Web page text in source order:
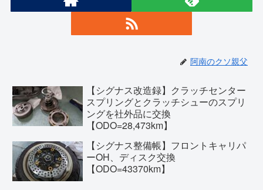
阿南のクソ親父
【シグナス改造録】クラッチセンター
スプリングとクラッチシューのスプリ
ングを社外品に交換
【ODO=28,473km】
【シグナス整備帳】フロントキャリパ
ーOH、ディスク交換
【ODO=43370km】